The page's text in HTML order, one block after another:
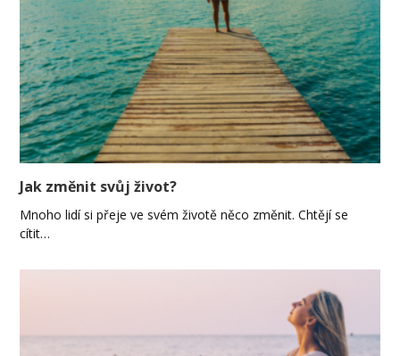
Jak změnit svůj život?
Mnoho lidí si přeje ve svém životě něco změnit. Chtějí se
cítit…